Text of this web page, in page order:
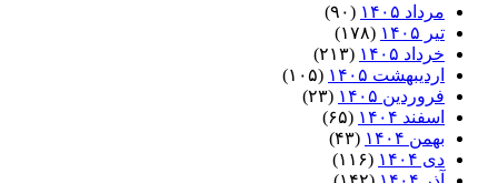
مرداد ۱۴۰۵
(۹۰)
تیر ۱۴۰۵
(۱۷۸)
خرداد ۱۴۰۵
(۲۱۳)
اردیبهشت ۱۴۰۵
(۱۰۵)
فروردین ۱۴۰۵
(۲۳)
اسفند ۱۴۰۴
(۶۵)
بهمن ۱۴۰۴
(۴۳)
دی ۱۴۰۴
(۱۱۶)